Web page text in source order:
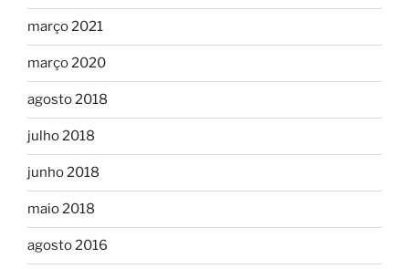
março 2021
março 2020
agosto 2018
julho 2018
junho 2018
maio 2018
agosto 2016